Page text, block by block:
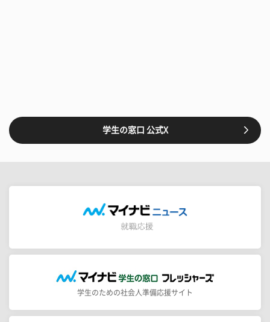
学生の窓口 公式X
学生のための社会人準備応援サイト